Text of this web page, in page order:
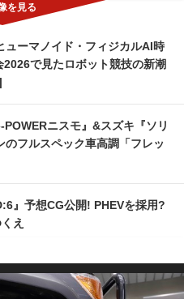
ューマノイド・フィジカルAI時
2026で見たロボット競技の新潮
POWERニスモ』&スズキ『ソリ
のフルスペック車高調「フレッ
』予想CG公開! PHEVを採用?
え